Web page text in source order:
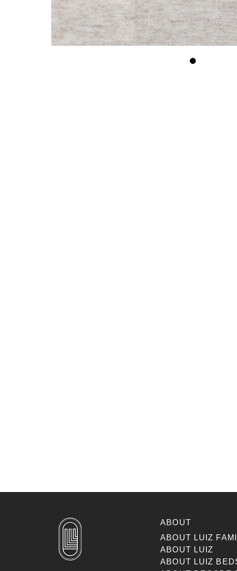
ABOUT
ABOUT LUIZ
ABOUT LUIZ
ABOUT LUIZ